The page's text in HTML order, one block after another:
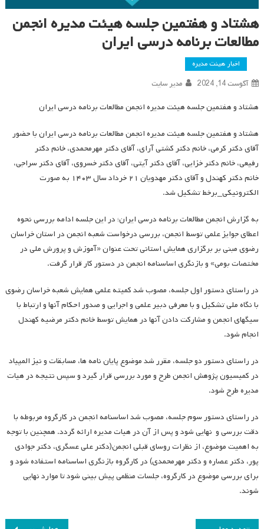
هشتاد و هفتمین جلسه هیئت مدیره انجمن
مطالعات برنامه درسی ایران
اخبار هیئت مدیره
آگوست 14, 2024 مدیر سایت
هشتاد و هفتمین جلسه هیئت مدیره انجمن مطالعات برنامه درسی ایران
هشتاد و هفتمین جلسه هیئت مدیره انجمن مطالعات برنامه درسی ایران با حضور
آقای دکتر کرمی، خانم دکتر کشتی آرای، آقای دکتر مهرمحمدی، خانم دکتر
رفیعی، خانم دکتر خزایی، آقای دکتر آیتی، آقای دکتر خسروی، آقای دکتر سراجی،
خانم دکتر کهندل و آقای دکتر مهدویان ۲۱ خرداد سال ۱۴۰۳ به صورت
الکترونیکی_برخط تشکیل شد.
به گزارش انجمن مطالعات برنامه درسی ایران؛ در این جلسه ادامه بررسی نحوه
اعطای جوایز علمی توسط انجمن، بررسی درخواست شعبه انجمن در استان خراسان
رضوی مبنی بر برگزاری همایش استانی تحت عنوان «آموزش و پرورش ملی در
مختصات بومی» و بازنگری اساسنامه انجمن در دستور کار قرار گرفت.
در راستای دستور اول جلسه، مصوب شد کمیته علمی همایش شعبه خراسان رضوی
با نگاه ملی تشکیل و با معرفی دبیر علمی و اجرایی و صدور احکام آنها و ارتباط با
سیگهای انجمن و مشارکت دادن آنها در همایش توسط خانم دکتر مرضیه کهندل
انجام شود.
در راستای دستور دو جلسه، مقرر شد موضوع پایان نامه ها، مسابقات و نیز المپیاد
در کمیسیون پژوهش انجمن طرح و مورد بررسی قرار گیرد و سپس نتیجه در هیات
مدیره طرح شود.
در راستای دستور سوم جلسه، مصوب شد اساسنامه انجمن در کارگروه مربوطه با
دقت بررسی و نهایی شود و پس از آن در هیات مدیره ارائه گردد. همچنین با توجه
به اهمیت موضوع، از نظرات روسای قبلی انجمن(دکتر علی عسگری، دکتر جوادی
پور، دکتر عصاره و دکتر مهرمحمدی) در کارگروه بازنگری اساسنامه استفاده شود و
برای بررسی موضوع در کارگروه، جلسات منظمی پیش بینی شود تا موارد نهایی
شوند.